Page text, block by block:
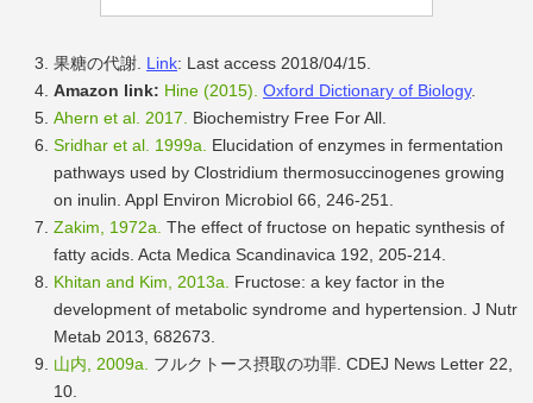
果糖の代謝. Link: Last access 2018/04/15.
Amazon link: Hine (2015). Oxford Dictionary of Biology.
Ahern et al. 2017. Biochemistry Free For All.
Sridhar et al. 1999a. Elucidation of enzymes in fermentation
pathways used by Clostridium thermosuccinogenes growing
on inulin. Appl Environ Microbiol 66, 246-251.
Zakim, 1972a. The effect of fructose on hepatic synthesis of
fatty acids. Acta Medica Scandinavica 192, 205-214.
Khitan and Kim, 2013a. Fructose: a key factor in the
development of metabolic syndrome and hypertension. J Nutr
Metab 2013, 682673.
山内, 2009a. フルクトース摂取の功罪. CDEJ News Letter 22,
10.